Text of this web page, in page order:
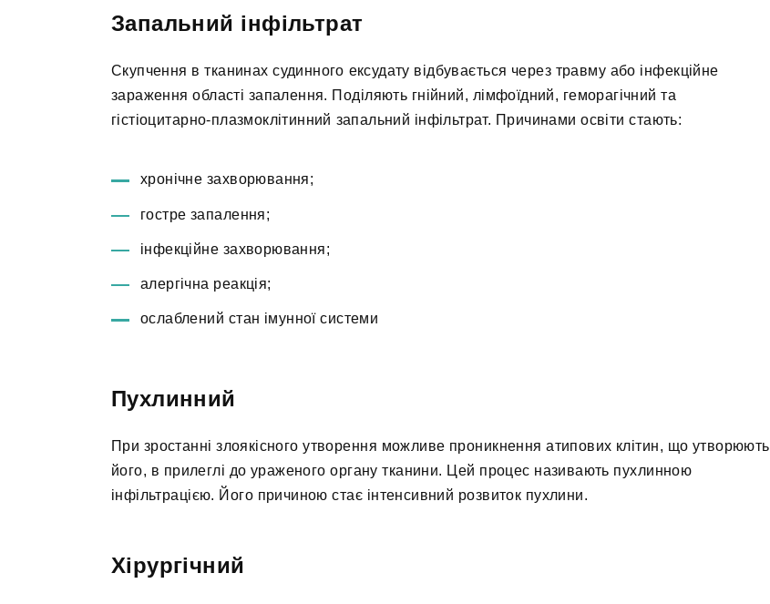
Запальний інфільтрат
Скупчення в тканинах судинного ексудату відбувається через травму або інфекційне
зараження області запалення. Поділяють гнійний, лімфоїдний, геморагічний та
гістіоцитарно-плазмоклітинний запальний інфільтрат. Причинами освіти стають:
хронічне захворювання;
гостре запалення;
інфекційне захворювання;
алергічна реакція;
ослаблений стан імунної системи
Пухлинний
При зростанні злоякісного утворення можливе проникнення атипових клітин, що утворюють
його, в прилеглі до ураженого органу тканини. Цей процес називають пухлинною
інфільтрацією. Його причиною стає інтенсивний розвиток пухлини.
Хірургічний